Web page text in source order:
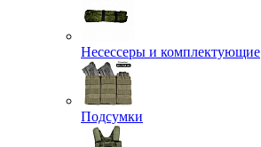
Несессеры и комплектующие
Подсумки